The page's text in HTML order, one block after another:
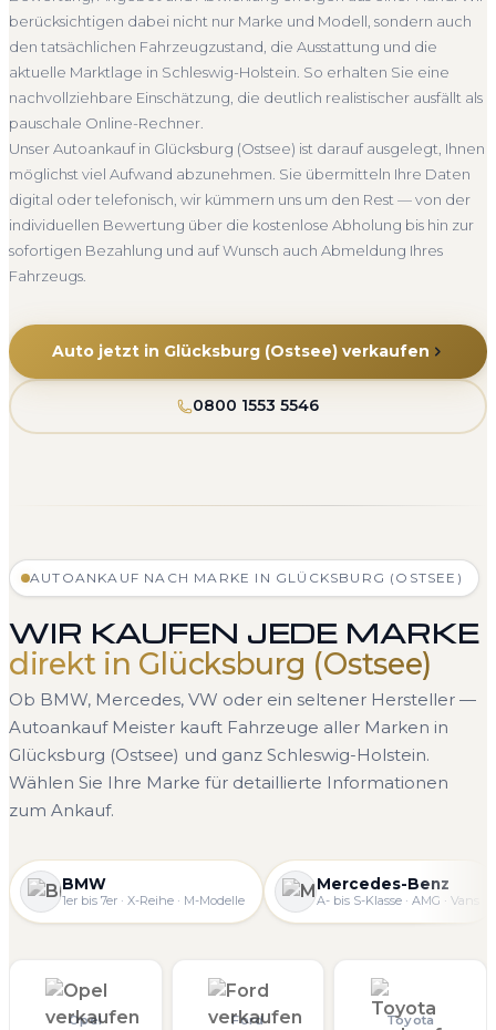
Abholung Glücksburg (Ostsee)
Nicht fahrbereit
Barzahlung
Abmeldung inklusive
Bewertung, ein verbindliches Angebot und auf Wunsch den
kompletten Service von der Abholung bis zur Abmeldung.
Über 4.800 zufriedene Kunden sprechen für sich.
Seit 2010 4.800+ Ankäufe
Komplettservice
Schleswig-Holstein
berücksichtigen dabei nicht nur Marke und Modell, sondern auch
den tatsächlichen Fahrzeugzustand, die Ausstattung und die
aktuelle Marktlage in Schleswig-Holstein. So erhalten Sie eine
nachvollziehbare Einschätzung, die deutlich realistischer ausfällt als
pauschale Online-Rechner.
Unser Autoankauf in Glücksburg (Ostsee) ist darauf ausgelegt, Ihnen
möglichst viel Aufwand abzunehmen. Sie übermitteln Ihre Daten
digital oder telefonisch, wir kümmern uns um den Rest — von der
individuellen Bewertung über die kostenlose Abholung bis hin zur
sofortigen Bezahlung und auf Wunsch auch Abmeldung Ihres
Fahrzeugs.
Auto jetzt in Glücksburg (Ostsee) verkaufen
0800 1553 5546
AUTOANKAUF NACH MARKE IN GLÜCKSBURG (OSTSEE)
WIR KAUFEN JEDE MARKE
direkt in Glücksburg (Ostsee)
Ob BMW, Mercedes, VW oder ein seltener Hersteller —
Autoankauf Meister kauft Fahrzeuge aller Marken in
Glücksburg (Ostsee) und ganz Schleswig-Holstein.
Wählen Sie Ihre Marke für detaillierte Informationen
zum Ankauf.
BMW
1er bis 7er · X-Reihe · M-Modelle
Mercedes-Benz
A- bis S-Klasse · AMG · Vans
Opel Ford Toyota